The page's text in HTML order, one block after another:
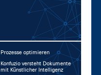
Prozesse optimieren
Kon­fu­zio ver­steht Do­ku­men­te
mit Künst­li­cher In­tel­li­genz